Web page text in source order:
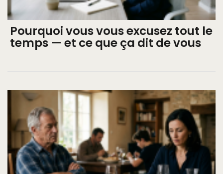
Pourquoi vous vous excusez tout le
temps — et ce que ça dit de vous